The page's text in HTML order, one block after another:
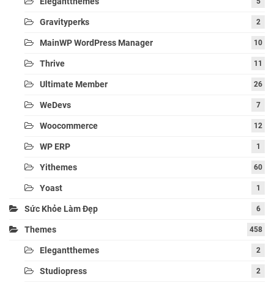
Gravityperks 2
MainWP WordPress Manager 10
Thrive 11
Ultimate Member 26
WeDevs 7
Woocommerce 12
WP ERP 1
Yithemes 60
Yoast 1
Sức Khỏe Làm Đẹp 6
Themes 458
Elegantthemes 2
Studiopress 2